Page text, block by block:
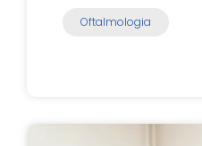
Oftalmologia